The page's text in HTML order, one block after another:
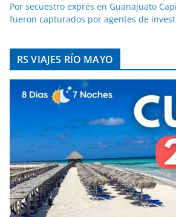
Por secuestro exprés en Guanajuato
fueron capturados por agentes de
RS VIAJES RÍO MAYO